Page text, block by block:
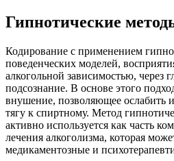
Гипнотические
Кодирование с применением
поведенческих моделей,
алкогольной зависимостью, через
подсознание. В основе этого
внушение, позволяющее ослабить
тягу к спиртному. Метод
активно используется как часть
лечения алкоголизма, которая
медикаментозные и